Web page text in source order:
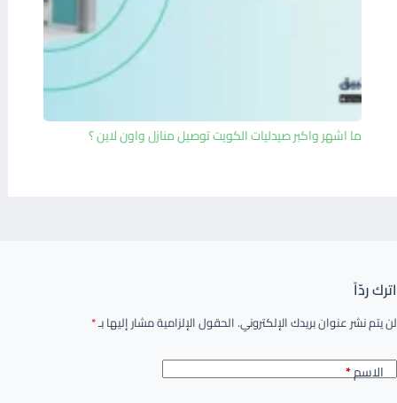
ما اشهر واكبر صيدليات الكويت توصيل منازل واون لاين ؟
اترك ردّاً
لن يتم نشر عنوان بريدك الإلكتروني.الحقول الإلزامية مشار إليها بـ*
الاسم*